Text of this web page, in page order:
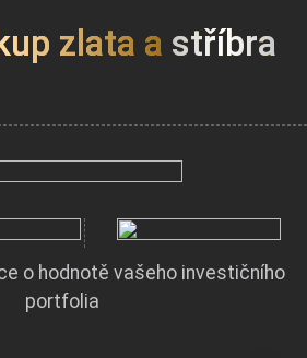
zlata a stříbra
o hodnotě vašeho investičního
portfolia